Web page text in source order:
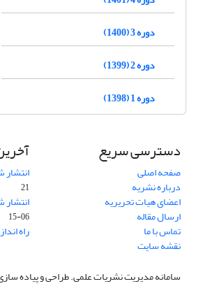
دوره 3 (1400)
دوره 2 (1399)
دوره 1 (1398)
دسترسی سریع
صفحه اصلی
درباره نشریه
اعضای هیات تحریریه
ارسال مقاله
تماس با ما
نقشه سایت
انتشار شماره 2 مجله
21
06-15
راه
سامانه مدیریت نشریات علمی.طراحی و پیاده